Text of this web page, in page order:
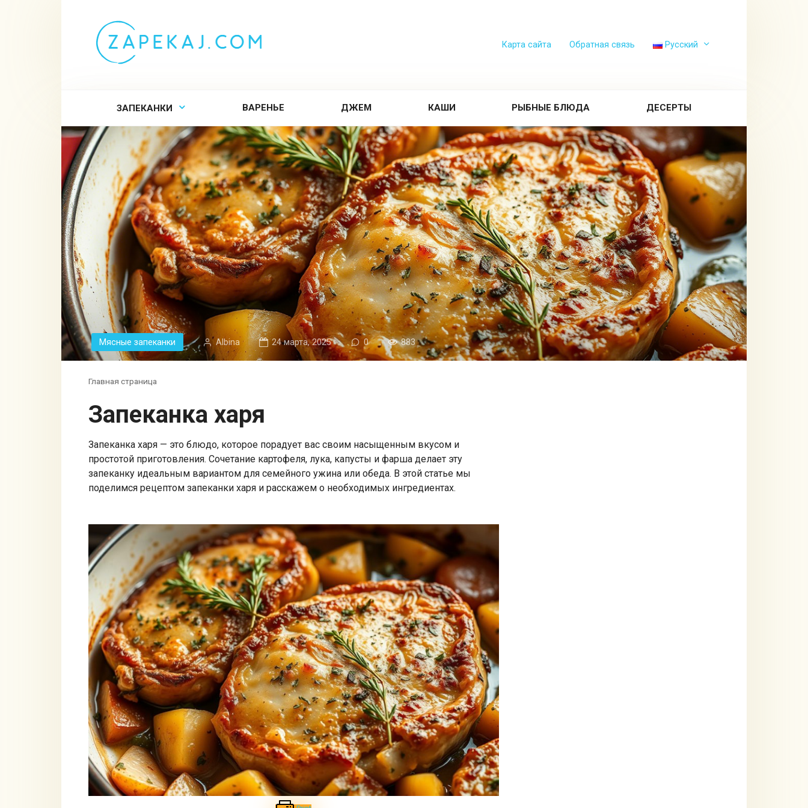
Карта сайта Обратная связь Русский
ЗАПЕКАНКИ ВАРЕНЬЕ ДЖЕМ КАШИ РЫБНЫЕ БЛЮДА ДЕСЕРТЫ
Мясные запеканки Albina 24 марта, 2025 0 883
Главная страница
Запеканка харя
Запеканка харя — это блюдо, которое порадует вас своим насыщенным вкусом и
простотой приготовления. Сочетание картофеля, лука, капусты и фарша делает эту
запеканку идеальным вариантом для семейного ужина или обеда. В этой статье мы
поделимся рецептом запеканки харя и расскажем о необходимых ингредиентах.